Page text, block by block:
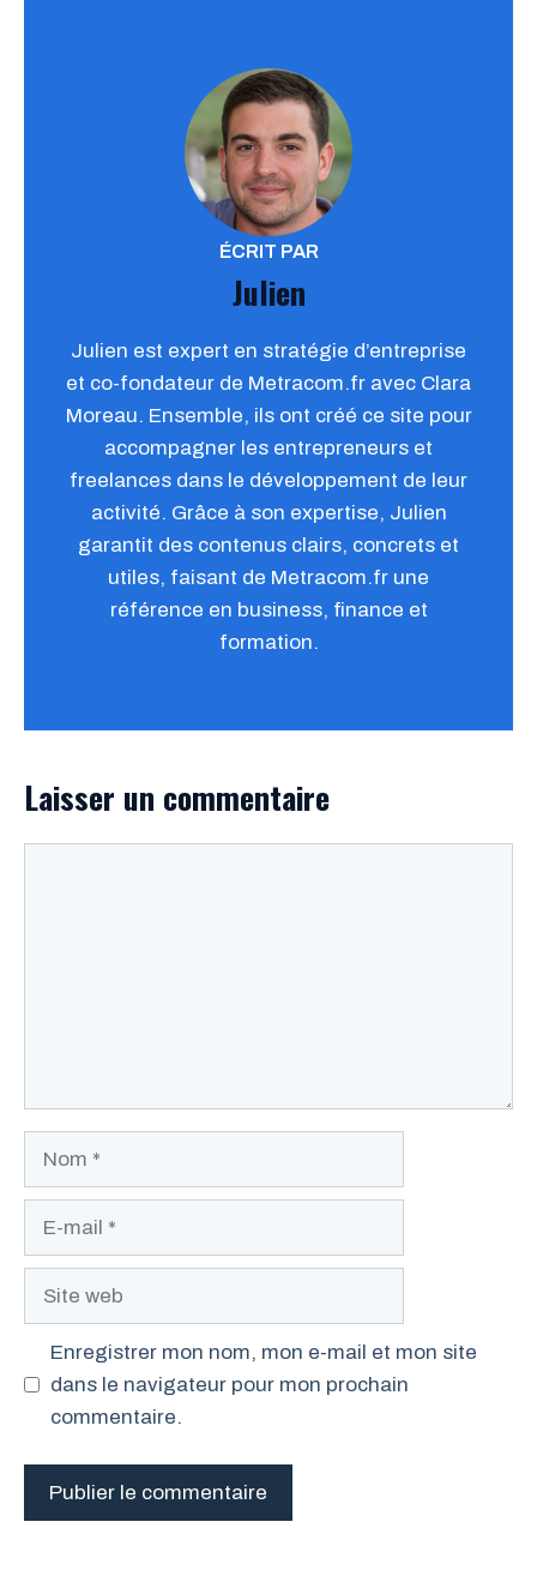
ÉCRIT PAR
Julien
Julien est expert en stratégie d’entreprise
et co-fondateur de Metracom.fr avec Clara
Moreau. Ensemble, ils ont créé ce site pour
accompagner les entrepreneurs et
freelances dans le développement de leur
activité. Grâce à son expertise, Julien
garantit des contenus clairs, concrets et
utiles, faisant de Metracom.fr une
référence en business, finance et
formation.
Laisser un commentaire
Site
Enregistrer mon nom, mon e-mail et mon site
dans le navigateur pour mon prochain
commentaire.